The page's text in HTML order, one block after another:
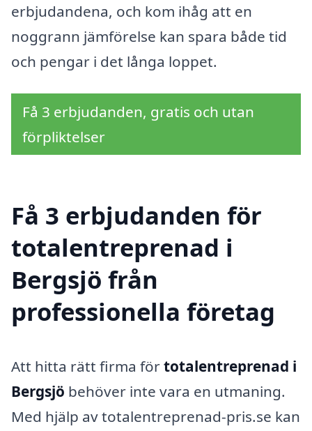
erbjudandena, och kom ihåg att en
noggrann jämförelse kan spara både tid
och pengar i det långa loppet.
Få 3 erbjudanden, gratis och utan
förpliktelser
Få 3 erbjudanden för
totalentreprenad i
Bergsjö från
professionella företag
Att hitta rätt firma förtotalentreprenad i
Bergsjö behöver inte vara en utmaning.
Med hjälp av totalentreprenad-pris.se kan